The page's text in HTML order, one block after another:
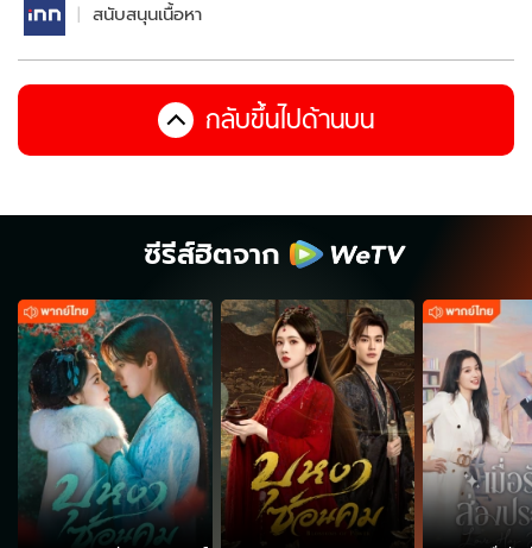
สนับสนุนเนื้อหา
กลับขึ้นไปด้านบน
ซีรีส์ฮิตจาก